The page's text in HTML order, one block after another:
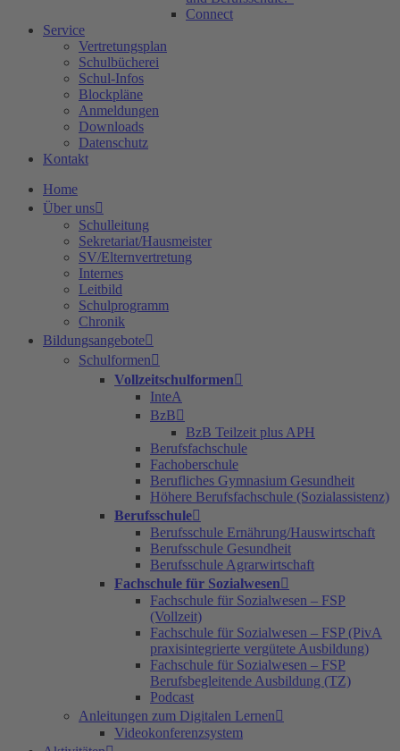
Connect
Service
Vertretungsplan
Schulbücherei
Schul-Infos
Blockpläne
Anmeldungen
Downloads
Datenschutz
Kontakt
Home
Über uns
Schulleitung
Sekretariat/Hausmeister
SV/Elternvertretung
Internes
Leitbild
Schulprogramm
Chronik
Bildungsangebote
Schulformen
Vollzeitschulformen
InteA
BzB
BzB Teilzeit plus APH
Berufsfachschule
Fachoberschule
Berufliches Gymnasium Gesundheit
Höhere Berufsfachschule (Sozialassistenz)
Berufsschule
Berufsschule Ernährung/Hauswirtschaft
Berufsschule Gesundheit
Berufsschule Agrarwirtschaft
Fachschule für Sozialwesen
Fachschule für Sozialwesen – FSP
(Vollzeit)
Fachschule für Sozialwesen – FSP (PivA
praxisintegrierte vergütete Ausbildung)
Fachschule für Sozialwesen – FSP
Berufsbegleitende Ausbildung (TZ)
Podcast
Anleitungen zum Digitalen Lernen
Videokonferenzsystem